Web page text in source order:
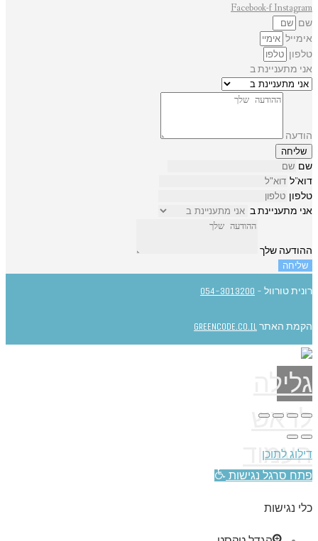
Facebook-f Instagram
שם
אימייל
טלפון
אני מתעניינת ב
הודעה
שליחה
שם
דוא"ל
טלפון
אני מתעניינת ב
ההודעה שלך
שליחה
רונית טורוול - 054-3013200
הקמת האתרGREENCODE.CO.IL
גלילה
לראש
העמוד
דילוג לתוכן
פתח סרגל נגישות
כלי נגישות